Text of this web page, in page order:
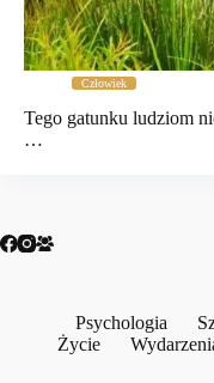
Człowiek
Tego gatunku ludziom
…
Psychologia
Życie